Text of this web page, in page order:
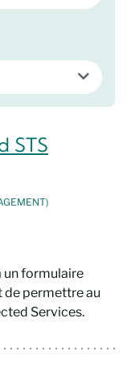
STS
fenêtre
un formulaire
de permettre au
Services.